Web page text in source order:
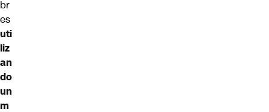
br
es
uti
liz
an
do
un
m